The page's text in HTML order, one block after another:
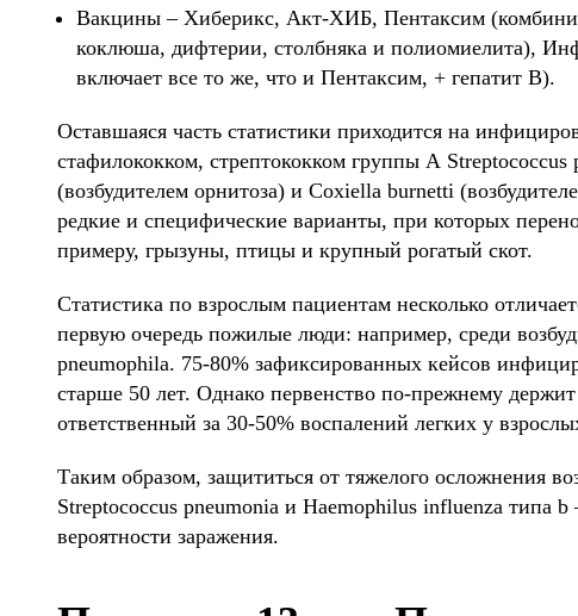
Вакцины – Хиберикс, Акт-ХИБ, Пентаксим
коклюша, дифтерии, столбняка и полиомиелита),
включает все то же, что и Пентаксим, + гепатит В).
Оставшаяся часть статистики приходится на
стафилококком, стрептококком группы А
(возбудителем орнитоза) и Coxiella burnetti
редкие и специфические варианты, при которых
примеру, грызуны, птицы и крупный рогатый скот.
Статистика по взрослым пациентам несколько
первую очередь пожилые люди: например, среди
pneumophila. 75-80% зафиксированных кейсов
старше 50 лет. Однако первенство по-прежнему
ответственный за 30-50% воспалений легких у
Таким образом, защититься от тяжелого осложнения
Streptococcus pneumonia и Haemophilus influenza типа
вероятности заражения.